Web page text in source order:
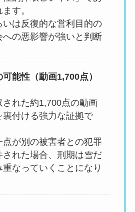
す。
いは反復的な営利目的の
への悪影響が強いと判断
能性（動画1,700点）
された約1,700点の動画
裏付ける強力な証拠で
点が別の被害者との犯罪
された場合、刑期は雪だ
重なっていくことになり